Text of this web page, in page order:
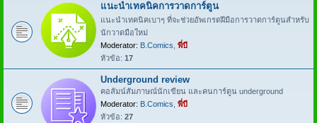
แนะนำเทคนิคการวาดการ์ตูน
แนะนำเทคนิคเบาๆ ที่จะช่วยอัพเกรดฝีมือการวาดการ์ตูนสำหรับ
นักวาดมือใหม่
Moderator: B.Comics พี่บี
หัวข้อ: 17
Underground review
คอลัมน์สัมภาษณ์นักเขียน และคนการ์ตูน underground
Moderator: B.Comics พี่บี
หัวข้อ: 27